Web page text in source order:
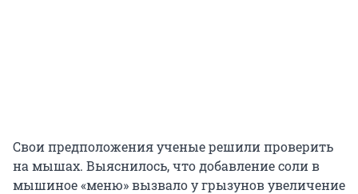
Свои предположения ученые решили проверить
на мышах. Выяснилось, что добавление соли в
мышиное «меню» вызвало у грызунов увеличение